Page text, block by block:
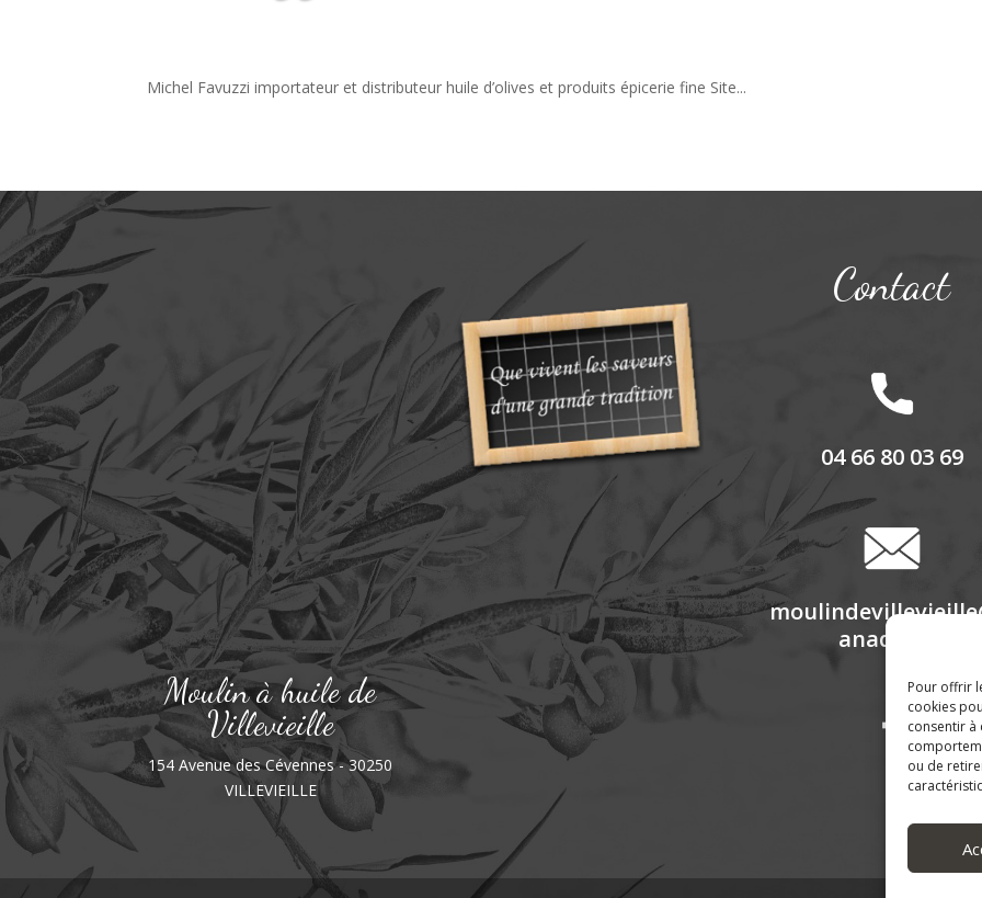
Pour offrir
cookies
consentir à
ou de
Michel Favuzzi importateur et distributeur huile d’olives et produits épicerie fine Site...
Moulin à huile de
Villevieille
154 Avenue des Cévennes - 30250
VILLEVIEILLE
Contact
04 66 80 03 69
anadoo.fr